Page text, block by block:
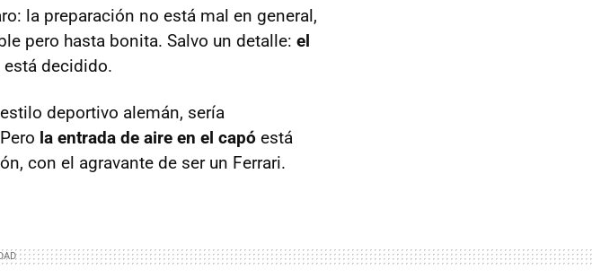
la preparación no está mal en general,
pero hasta bonita. Salvo un detalle: el
decidido.
deportivo alemán, sería
la entrada de aire en el capó está
con el agravante de ser un Ferrari.